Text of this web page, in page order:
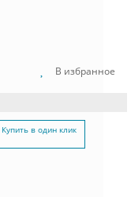
В избранное
Купить в один клик